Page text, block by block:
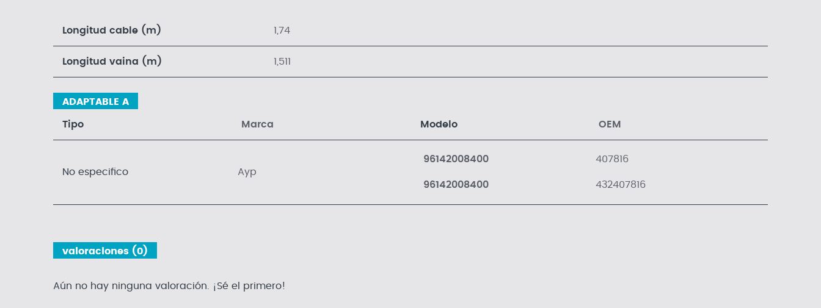
Longitud cable (m) 1,74
Longitud vaina (m) 1,511
ADAPTABLE A
Tipo Marca Modelo OEM
No especifico Ayp
96142008400 407816
96142008400 432407816
valoraciones (0)
Aún no hay ninguna valoración. ¡Sé el primero!